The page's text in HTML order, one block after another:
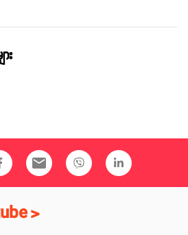
း
email
>